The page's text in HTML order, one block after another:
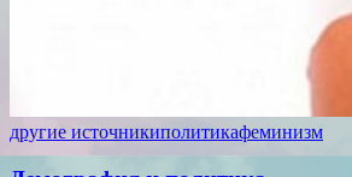
другие источникиполитикафеминизм